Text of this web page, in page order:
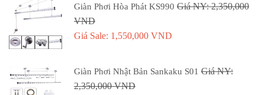
Giàn Phơi Hòa Phát KS990 Giá NY: 2,350,000
VND
Giá Sale: 1,550,000 VND
Giàn Phơi Nhật Bản Sankaku S01 Giá NY:
2,350,000 VND